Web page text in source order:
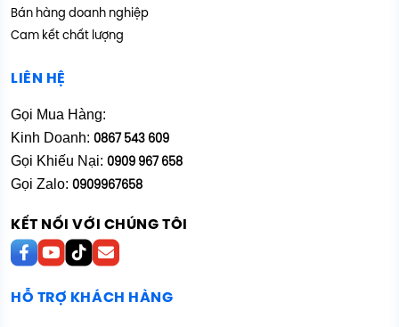
Bán hàng doanh nghiệp
Cam kết chất lượng
LIÊN HỆ
Gọi Mua Hàng:
Kinh Doanh: 0867 543 609
Gọi Khiếu Nại: 0909 967 658
Gọi Zalo: 0909967658
KẾT NỐI VỚI CHÚNG TÔI
HỖ TRỢ KHÁCH HÀNG